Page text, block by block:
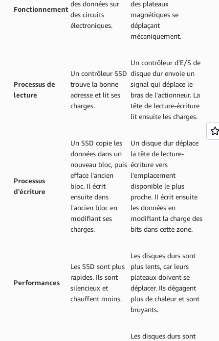
Fonctionnement
des données sur
des circuits
électroniques.
des plateaux
magnétiques se
déplaçant
mécaniquement.
Processus de
lecture
Un contrôleur SSD
trouve la bonne
adresse et lit ses
charges.
Un contrôleur d'E/S de
disque dur envoie un
signal qui déplace le
bras de l'actionneur. La
tête de lecture-écriture
lit ensuite les charges.
Processus
d'écriture
Un SSD copie les
données dans un
nouveau bloc, puis
efface l'ancien
bloc. Il écrit
ensuite dans
l'ancien bloc en
modifiant ses
charges.
Un disque dur déplace
la tête de lecture-
écriture vers
l'emplacement
disponible le plus
proche. Il écrit ensuite
les données en
modifiant la charge des
bits dans cette zone.
Performances
Les SSD sont plus
rapides. Ils sont
silencieux et
chauffent moins.
Les disques durs sont
plus lents, car leurs
plateaux doivent se
déplacer. Ils dégagent
plus de chaleur et sont
bruyants.
Les disques durs sont